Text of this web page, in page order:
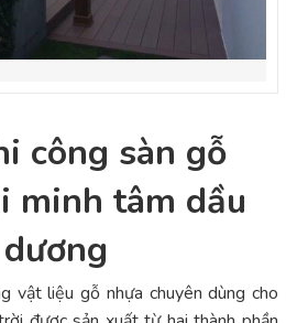
công sàn gỗ
minh tâm dầu
vật liệu gỗ nhựa chuyên dùng cho